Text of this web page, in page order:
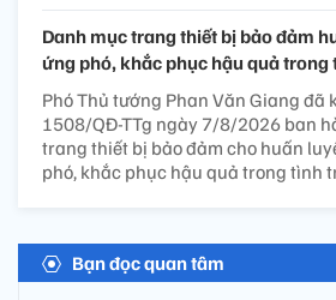
Danh mục trang thiết bị bảo đảm
ứng phó, khắc phục hậu quả
Phó Thủ tướng Phan Văn Giang đã
1508/QĐ-TTg ngày 7/8/2026 ban
trang thiết bị bảo đảm cho huấn
phó, khắc phục hậu quả trong tình
Bạn đọc quan tâm